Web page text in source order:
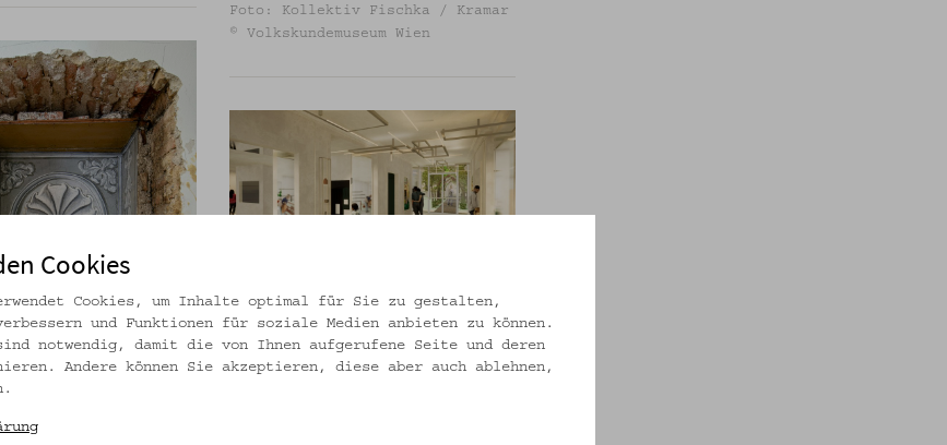
Foto: Kollektiv Fischka / Kramar
© Volkskundemuseum Wien
Lichtinstallation Studio Okular
Cookies
Cookies, um Inhalte optimal für Sie zu gestalten,
und Funktionen für soziale Medien anbieten zu können.
notwendig, damit die von Ihnen aufgerufene Seite und deren
Andere können Sie akzeptieren, diese aber auch ablehnen,